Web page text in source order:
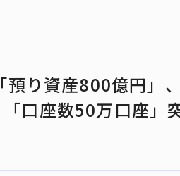
預り資産800億円」
口座数50万口座」